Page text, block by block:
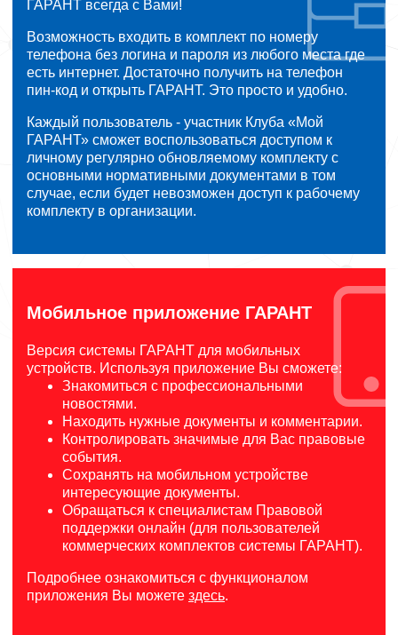
ГАРАНТ всегда с Вами!
Возможность входить в комплект по номеру
телефона без логина и пароля из любого места где
есть интернет. Достаточно получить на телефон
пин-код и открыть ГАРАНТ. Это просто и удобно.
Каждый пользователь - участник Клуба «Мой
ГАРАНТ» сможет воспользоваться доступом к
личному регулярно обновляемому комплекту с
основными нормативными документами в том
случае, если будет невозможен доступ к рабочему
комплекту в организации.
Мобильное приложение ГАРАНТ
Версия системы ГАРАНТ для мобильных
устройств. Используя приложение Вы сможете:
Знакомиться с профессиональными
новостями.
Находить нужные документы и комментарии.
Контролировать значимые для Вас правовые
события.
Сохранять на мобильном устройстве
интересующие документы.
Обращаться к специалистам Правовой
поддержки онлайн (для пользователей
коммерческих комплектов системы ГАРАНТ).
Подробнее ознакомиться с функционалом
приложения Вы можете здесь.